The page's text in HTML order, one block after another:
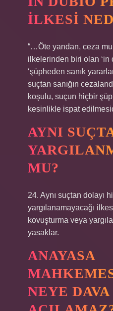
ILKESI
“…Öte yandan, ceza
ilkelerinden biri olan ‘in
‘şüpheden sanık
suçtan sanığın
koşulu, suçun hiçbir
kesinlikle ispat
AYNI
MU?
24. Aynı suçtan dolayı
yargılanamayacağı
kovuşturma veya
yasaklar.
ANAYASA
NEYE DAVA